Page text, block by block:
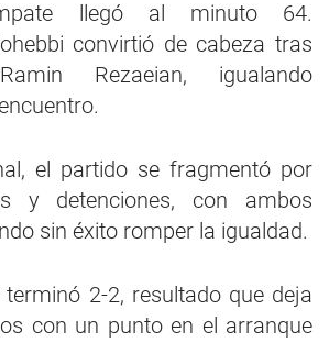
llegó al minuto 64.
convirtió de cabeza tras
Rezaeian, igualando
el partido se fragmentó por
y detenciones, con ambos
sin éxito romper la igualdad.
2-2, resultado que deja
con un punto en el arranque